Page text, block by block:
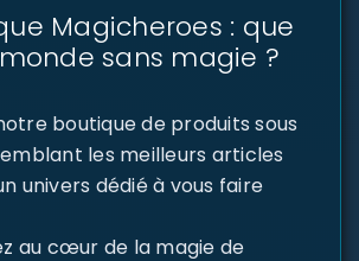
Magicheroes : que
sans magie ?
boutique de produits sous
les meilleurs articles
univers dédié à vous faire
au cœur de la magie de